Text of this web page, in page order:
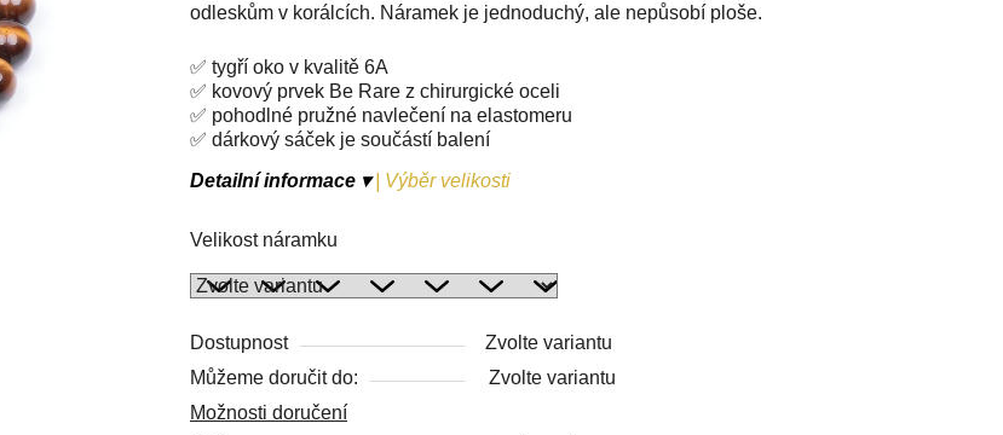
0,0
hvězdiček.
odleskům v korálcích. Náramek je jednoduchý, ale nepůsobí ploše.
✅ tygří oko v kvalitě 6A
✅ kovový prvek Be Rare z chirurgické oceli
✅ pohodlné pružné navlečení na elastomeru
✅ dárkový sáček je součástí balení
Detailní informace ▾
Výběr velikosti
Velikost náramku
Dostupnost
Zvolte variantu
Můžeme doručit do:
Zvolte variantu
Možnosti doručení